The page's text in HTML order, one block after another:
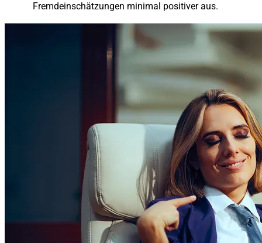
Fremdeinschätzungen minimal positiver aus.